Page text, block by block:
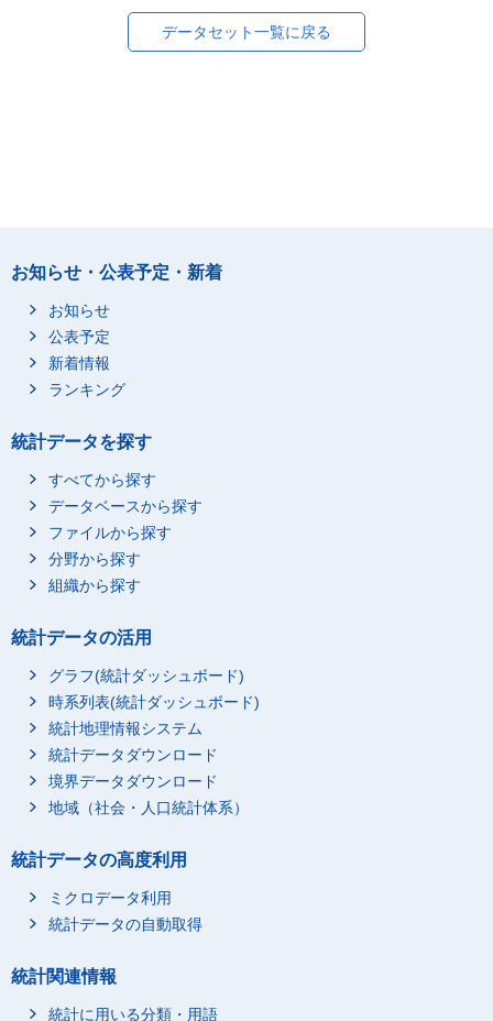
データセット一覧に戻る
お知らせ・公表予定・新着
お知らせ
公表予定
新着情報
ランキング
統計データを探す
すべてから探す
データベースから探す
ファイルから探す
分野から探す
組織から探す
統計データの活用
グラフ(統計ダッシュボード)
時系列表(統計ダッシュボード)
統計地理情報システム
統計データダウンロード
境界データダウンロード
地域（社会・人口統計体系）
統計データの高度利用
ミクロデータ利用
統計データの自動取得
統計関連情報
統計に用いる分類・用語